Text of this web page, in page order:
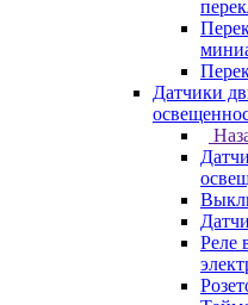
Датчики
Реле